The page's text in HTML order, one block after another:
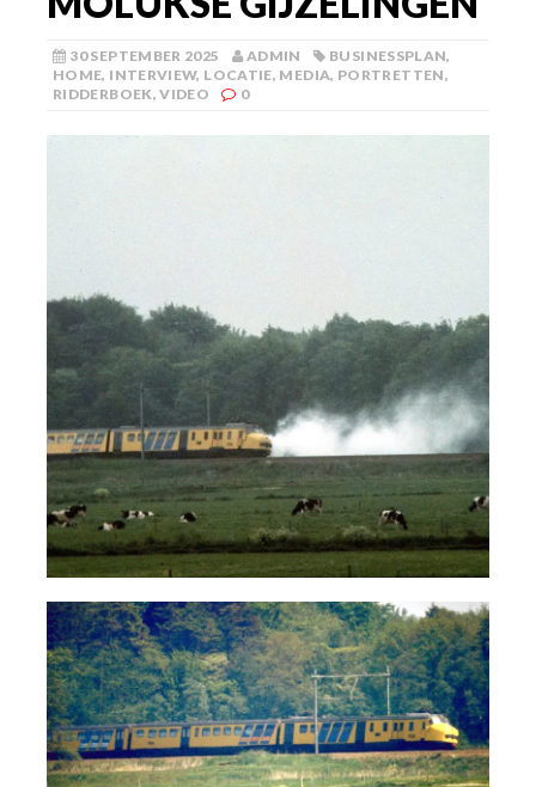
30 SEPTEMBER 2025 ADMIN BUSINESSPLAN,
HOME, INTERVIEW, LOCATIE, MEDIA, PORTRETTEN,
RIDDERBOEK,VIDEO 0